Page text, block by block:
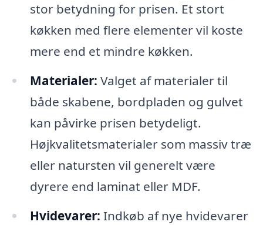
stor betydning for prisen. Et stort
køkken med flere elementer vil koste
mere end et mindre køkken.
Materialer: Valget af materialer til
både skabene, bordpladen og gulvet
kan påvirke prisen betydeligt.
Højkvalitetsmaterialer som massiv træ
eller natursten vil generelt være
dyrere end laminat eller MDF.
Hvidevarer: Indkøb af nye hvidevarer